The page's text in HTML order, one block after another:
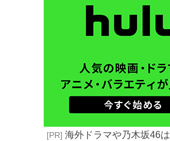
[PR] 海外ドラマや乃木坂46は